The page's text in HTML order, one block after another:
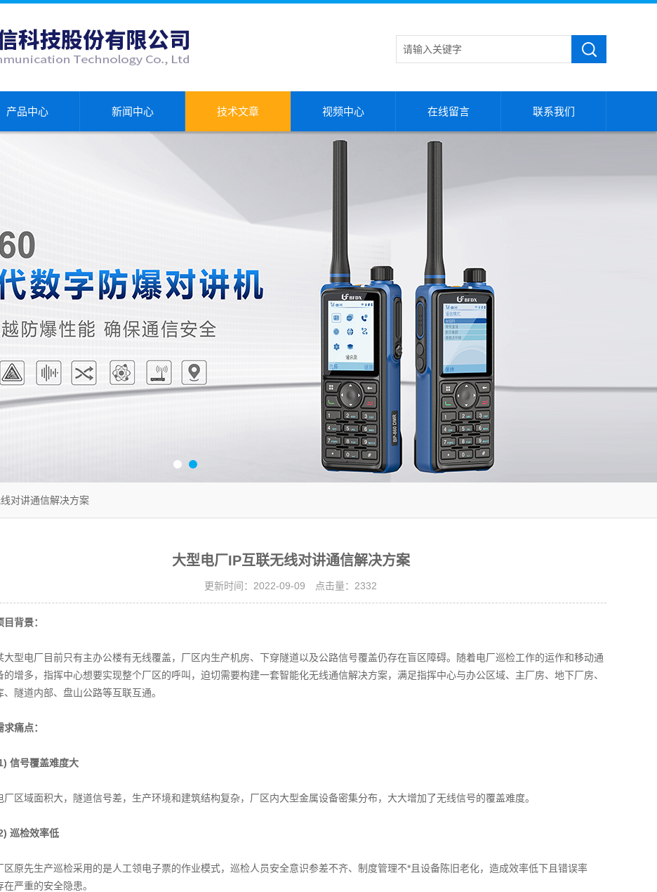
产品中心 新闻中心 技术文章 视频中心 在线留言 联系我们
对讲通信解决方案
大型电厂IP互联无线对讲通信解决方案
更新时间：2022-09-09 点击量： 2332
目背景：
电厂目前只有主办公楼有无线覆盖，厂区内生产机房、下穿隧道以及公路信号覆盖仍存在盲区障碍。随着电厂巡检工作的运作和移动通
的增多，指挥中心想要实现整个厂区的呼叫，迫切需要构建一套智能化无线通信解决方案，满足指挥中心与办公区域、主厂房、地下厂房、
、隧道内部、盘山公路等互联互通。
求痛点：
信号覆盖难度大
域面积大，隧道信号差，生产环境和建筑结构复杂，厂区内大型金属设备密集分布，大大增加了无线信号的覆盖难度。
巡检效率低
先生产巡检采用的是人工领电子票的作业模式，巡检人员安全意识参差不齐、制度管理不*且设备陈旧老化，造成效率低下且错误率
在严重的安全隐患。